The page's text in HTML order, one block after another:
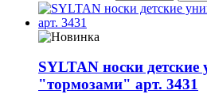
SYLTAN носки детские
"тормозами" арт. 3431